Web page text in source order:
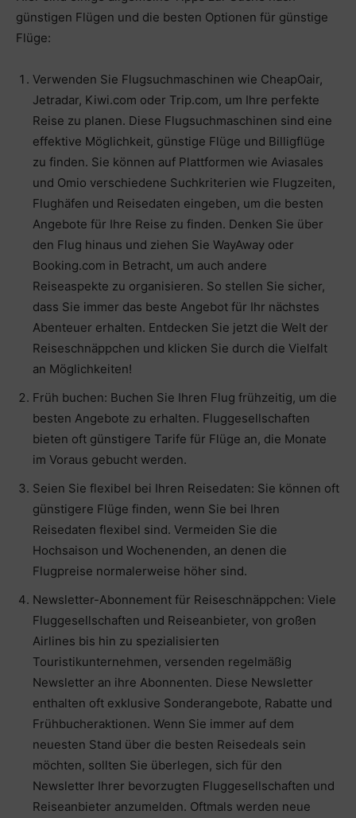
günstigen Flügen und die besten Optionen für günstige
Flüge:
Verwenden Sie Flugsuchmaschinen wie CheapOair,
Jetradar, Kiwi.com oder Trip.com, um Ihre perfekte
Reise zu planen. Diese Flugsuchmaschinen sind eine
effektive Möglichkeit, günstige Flüge und Billigflüge
zu finden. Sie können auf Plattformen wie Aviasales
und Omio verschiedene Suchkriterien wie Flugzeiten,
Flughäfen und Reisedaten eingeben, um die besten
Angebote für Ihre Reise zu finden. Denken Sie über
den Flug hinaus und ziehen Sie WayAway oder
Booking.com in Betracht, um auch andere
Reiseaspekte zu organisieren. So stellen Sie sicher,
dass Sie immer das beste Angebot für Ihr nächstes
Abenteuer erhalten. Entdecken Sie jetzt die Welt der
Reiseschnäppchen und klicken Sie durch die Vielfalt
an Möglichkeiten!
Früh buchen: Buchen Sie Ihren Flug frühzeitig, um die
besten Angebote zu erhalten. Fluggesellschaften
bieten oft günstigere Tarife für Flüge an, die Monate
im Voraus gebucht werden.
Seien Sie flexibel bei Ihren Reisedaten: Sie können oft
günstigere Flüge finden, wenn Sie bei Ihren
Reisedaten flexibel sind. Vermeiden Sie die
Hochsaison und Wochenenden, an denen die
Flugpreise normalerweise höher sind.
Newsletter-Abonnement für Reiseschnäppchen: Viele
Fluggesellschaften und Reiseanbieter, von großen
Airlines bis hin zu spezialisierten
Touristikunternehmen, versenden regelmäßig
Newsletter an ihre Abonnenten. Diese Newsletter
enthalten oft exklusive Sonderangebote, Rabatte und
Frühbucheraktionen. Wenn Sie immer auf dem
neuesten Stand über die besten Reisedeals sein
möchten, sollten Sie überlegen, sich für den
Newsletter Ihrer bevorzugten Fluggesellschaften und
Reiseanbieter anzumelden. Oftmals werden neue